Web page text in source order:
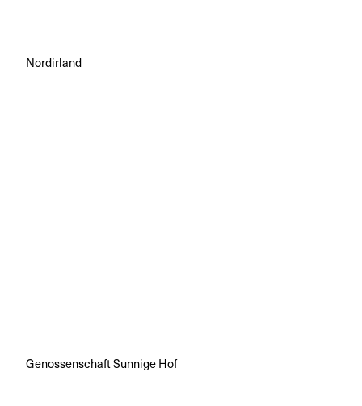
Nordirland
Genossenschaft Sunnige Hof